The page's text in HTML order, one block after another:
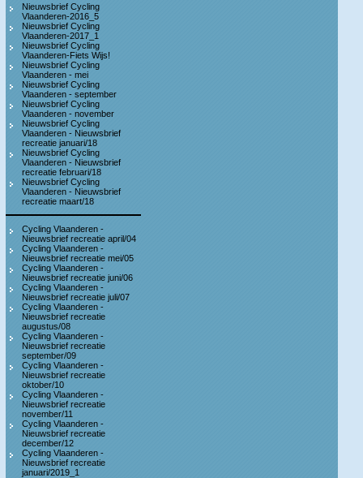
Nieuwsbrief Cycling
Vlaanderen-2016_5
Nieuwsbrief Cycling
Vlaanderen-2017_1
Nieuwsbrief Cycling
Vlaanderen-Fiets Wijs!
Nieuwsbrief Cycling
Vlaanderen - mei
Nieuwsbrief Cycling
Vlaanderen - september
Nieuwsbrief Cycling
Vlaanderen - november
Nieuwsbrief Cycling
Vlaanderen - Nieuwsbrief
recreatie januari/18
Nieuwsbrief Cycling
Vlaanderen - Nieuwsbrief
recreatie februari/18
Nieuwsbrief Cycling
Vlaanderen - Nieuwsbrief
recreatie maart/18
Cycling Vlaanderen -
Nieuwsbrief recreatie april/04
Cycling Vlaanderen -
Nieuwsbrief recreatie mei/05
Cycling Vlaanderen -
Nieuwsbrief recreatie juni/06
Cycling Vlaanderen -
Nieuwsbrief recreatie juli/07
Cycling Vlaanderen -
Nieuwsbrief recreatie
augustus/08
Cycling Vlaanderen -
Nieuwsbrief recreatie
september/09
Cycling Vlaanderen -
Nieuwsbrief recreatie
oktober/10
Cycling Vlaanderen -
Nieuwsbrief recreatie
november/11
Cycling Vlaanderen -
Nieuwsbrief recreatie
december/12
Cycling Vlaanderen -
Nieuwsbrief recreatie
januari/2019_1